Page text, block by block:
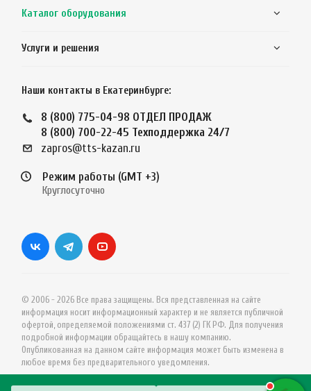
Каталог оборудования
Услуги и решения
Наши контакты в Екатеринбурге:
8 (800) 775-04-98 ОТДЕЛ ПРОДАЖ
8 (800) 700-22-45 Техподдержка 24/7
zapros@tts-kazan.ru
Режим работы (GMT +3)
Круглосуточно
© 2006 - 2026 Все права защищены. Вся представленная на сайте
информация носит информационный характер и не является публичной
офертой, определяемой положениями ст. 437 (2) ГК РФ. Для получения
подробной информации обращайтесь в нашу компанию.
Опубликованная на данном сайте информация может быть изменена в
любое время без предварительного уведомления.